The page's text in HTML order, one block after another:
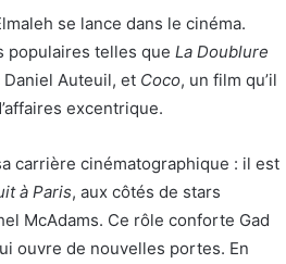
se lance dans le cinéma.
populaires telles que La Doublure
Daniel Auteuil, et Coco, un film qu’il
excentrique.
carrière cinématographique : il est
à Paris, aux côtés de stars
McAdams. Ce rôle conforte Gad
ouvre de nouvelles portes. En